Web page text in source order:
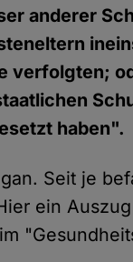
anderer
verfolgten;
haben".
Seit je
ein